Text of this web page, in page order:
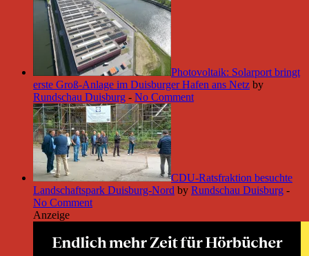
Photovoltaik: Solarport bringt
erste Groß-Anlage im Duisburger Hafen ans Netz by
Rundschau Duisburg - No Comment
CDU-Ratsfraktion besuchte
Landschaftspark Duisburg-Nord by Rundschau Duisburg -
No Comment
Anzeige